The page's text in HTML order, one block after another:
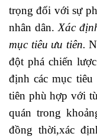
trọng đối với sự
nhân dân. Xác
mục tiêu ưu tiên.
đột phá chiến
định các mục
tiên phù hợp với
quán trong
đồng thời,xác